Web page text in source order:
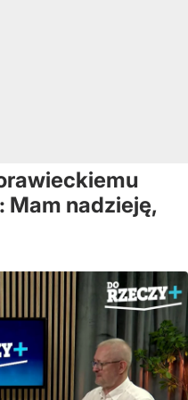
Mam nadzieję,